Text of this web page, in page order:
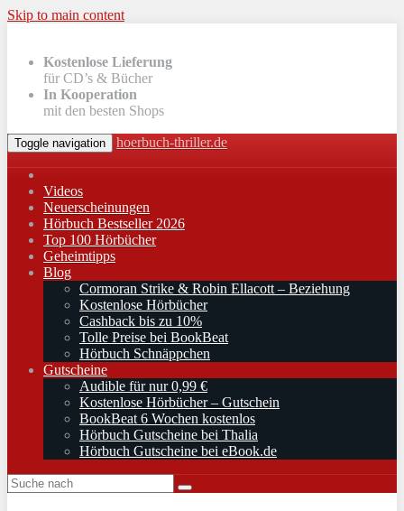
Skip to main content
Kostenlose Lieferung
für CD’s & Bücher
In Kooperation
mit den besten Shops
Toggle navigation hoerbuch-thriller.de
Videos
Neuerscheinungen
Hörbuch Bestseller 2026
Top 100 Hörbücher
Geheimtipps
Blog
Cormoran Strike & Robin Ellacott – Beziehung
Kostenlose Hörbücher
Cashback bis zu 10%
Tolle Preise bei BookBeat
Hörbuch Schnäppchen
Gutscheine
Audible für nur 0,99 €
Kostenlose Hörbücher – Gutschein
BookBeat 6 Wochen kostenlos
Hörbuch Gutscheine bei Thalia
Hörbuch Gutscheine bei eBook.de